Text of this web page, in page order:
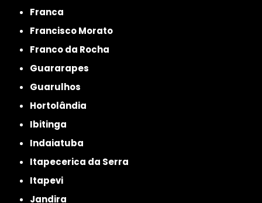
Franca
Francisco Morato
Franco da Rocha
Guararapes
Guarulhos
Hortolândia
Ibitinga
Indaiatuba
Itapecerica da Serra
Itapevi
Jandira